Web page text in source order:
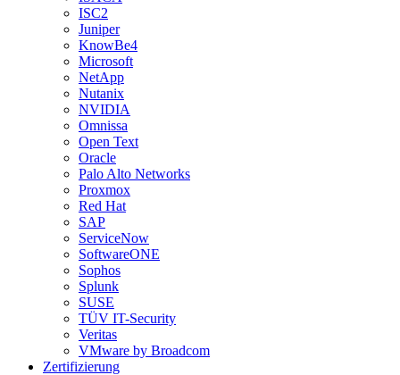
ISC2
Juniper
KnowBe4
Microsoft
NetApp
Nutanix
NVIDIA
Omnissa
Open Text
Oracle
Palo Alto Networks
Proxmox
Red Hat
SAP
ServiceNow
SoftwareONE
Sophos
Splunk
SUSE
TÜV IT-Security
Veritas
VMware by Broadcom
Zertifizierung